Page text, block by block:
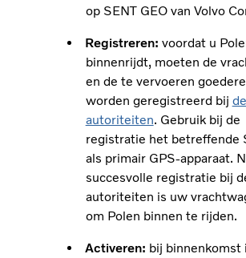
op SENT GEO van Volvo
Registreren:voordat u
binnenrijdt, moeten de
en de te vervoeren
worden geregistreerd bij
autoriteiten. Gebruik bij de
registratie het betreffende
als primair GPS-apparaat.
succesvolle registratie bij
autoriteiten is uw
om Polen binnen te rijden.
Activeren: bij binnenkomst